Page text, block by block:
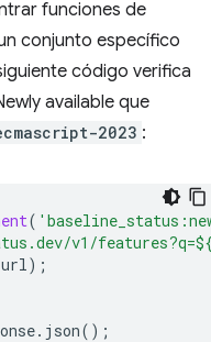
funciones de
conjunto específico
código verifica
available que
2023 :
(
v1/features?q=
url);
. json();